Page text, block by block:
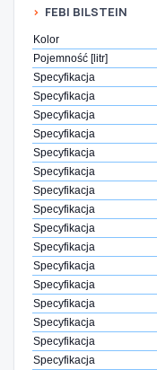
FEBI BILSTEIN
Kolor
Pojemność [litr]
Specyfikacja
Specyfikacja
Specyfikacja
Specyfikacja
Specyfikacja
Specyfikacja
Specyfikacja
Specyfikacja
Specyfikacja
Specyfikacja
Specyfikacja
Specyfikacja
Specyfikacja
Specyfikacja
Specyfikacja
Specyfikacja